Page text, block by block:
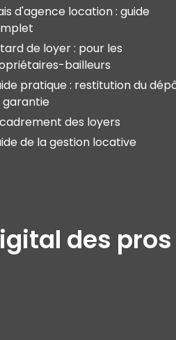
d'agence location : guide
de loyer : pour les
bailleurs
pratique : restitution du
garantie
des loyers
de la gestion locative
des pros